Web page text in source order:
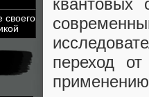
своего
квантовых
переход